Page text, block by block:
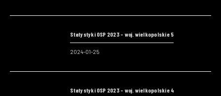
Statystyki OSP 2023 – woj. wielkopolskie 5
2024-01-25
Statystyki OSP 2023 – woj. wielkopolskie 4